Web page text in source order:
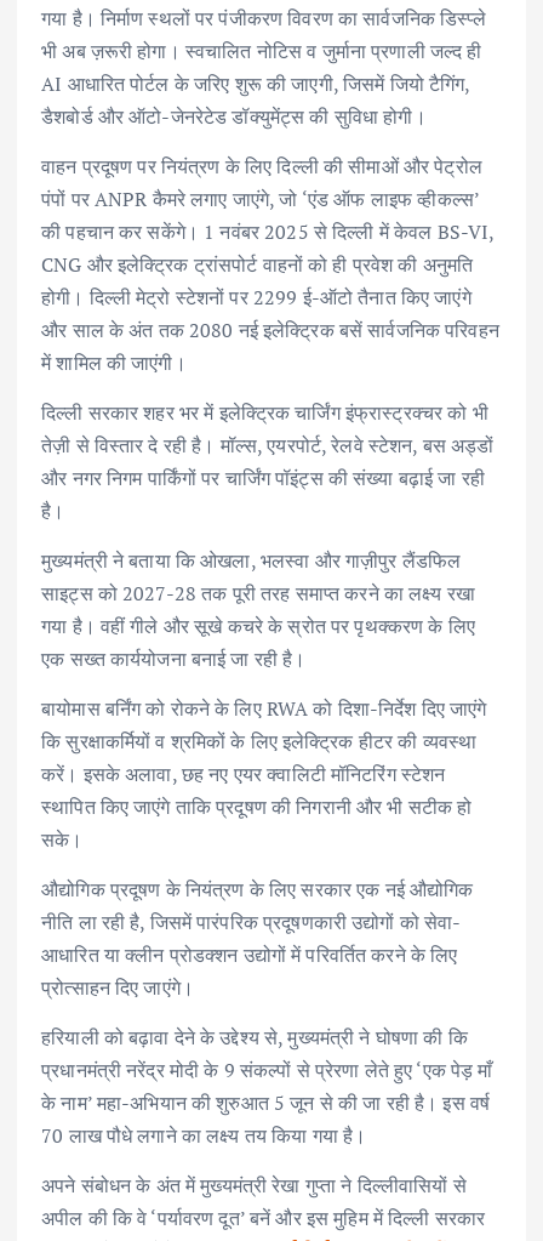
गया है। निर्माण स्थलों पर पंजीकरण विवरण का सार्वजनिक डिस्प्ले
भी अब ज़रूरी होगा। स्वचालित नोटिस व जुर्माना प्रणाली जल्द ही
AI आधारित पोर्टल के जरिए शुरू की जाएगी, जिसमें जियो टैगिंग,
डैशबोर्ड और ऑटो-जेनरेटेड डॉक्युमेंट्स की सुविधा होगी।
वाहन प्रदूषण पर नियंत्रण के लिए दिल्ली की सीमाओं और पेट्रोल
पंपों पर ANPR कैमरे लगाए जाएंगे, जो ‘एंड ऑफ लाइफ व्हीकल्स’
की पहचान कर सकेंगे। 1 नवंबर 2025 से दिल्ली में केवल BS-VI,
CNG और इलेक्ट्रिक ट्रांसपोर्ट वाहनों को ही प्रवेश की अनुमति
होगी। दिल्ली मेट्रो स्टेशनों पर 2299 ई-ऑटो तैनात किए जाएंगे
और साल के अंत तक 2080 नई इलेक्ट्रिक बसें सार्वजनिक परिवहन
में शामिल की जाएंगी।
दिल्ली सरकार शहर भर में इलेक्ट्रिक चार्जिंग इंफ्रास्ट्रक्चर को भी
तेज़ी से विस्तार दे रही है। मॉल्स, एयरपोर्ट, रेलवे स्टेशन, बस अड्डों
और नगर निगम पार्किंगों पर चार्जिंग पॉइंट्स की संख्या बढ़ाई जा रही
है।
मुख्यमंत्री ने बताया कि ओखला, भलस्वा और गाज़ीपुर लैंडफिल
साइट्स को 2027-28 तक पूरी तरह समाप्त करने का लक्ष्य रखा
गया है। वहीं गीले और सूखे कचरे के स्रोत पर पृथक्करण के लिए
एक सख्त कार्ययोजना बनाई जा रही है।
बायोमास बर्निंग को रोकने के लिए RWA को दिशा-निर्देश दिए जाएंगे
कि सुरक्षाकर्मियों व श्रमिकों के लिए इलेक्ट्रिक हीटर की व्यवस्था
करें। इसके अलावा, छह नए एयर क्वालिटी मॉनिटरिंग स्टेशन
स्थापित किए जाएंगे ताकि प्रदूषण की निगरानी और भी सटीक हो
सके।
औद्योगिक प्रदूषण के नियंत्रण के लिए सरकार एक नई औद्योगिक
नीति ला रही है, जिसमें पारंपरिक प्रदूषणकारी उद्योगों को सेवा-
आधारित या क्लीन प्रोडक्शन उद्योगों में परिवर्तित करने के लिए
प्रोत्साहन दिए जाएंगे।
हरियाली को बढ़ावा देने के उद्देश्य से, मुख्यमंत्री ने घोषणा की कि
प्रधानमंत्री नरेंद्र मोदी के 9 संकल्पों से प्रेरणा लेते हुए ‘एक पेड़ माँ
के नाम’ महा-अभियान की शुरुआत 5 जून से की जा रही है। इस वर्ष
70 लाख पौधे लगाने का लक्ष्य तय किया गया है।
अपने संबोधन के अंत में मुख्यमंत्री रेखा गुप्ता ने दिल्लीवासियों से
अपील की कि वे ‘पर्यावरण दूत’ बनें और इस मुहिम में दिल्ली सरकार